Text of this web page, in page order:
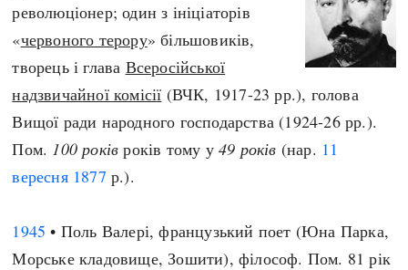
революціонер; один з ініціаторів
«червоного терору» більшовиків,
творець і глава Всеросійської
надзвичайної комісії (ВЧК, 1917-23 рр.), голова
Вищої ради народного господарства (1924-26 рр.).
Пом. 100 років років тому у49 років (нар. 11
вересня 1877 р.).
1945 • Поль Валері, французький поет (Юна Парка,
Морське кладовище, Зошити), філософ. Пом. 81 рік